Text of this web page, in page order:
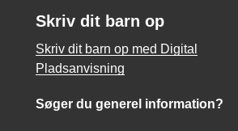
Skriv dit barn op
Skriv dit barn op med Digital
Pladsanvisning
Søger du generel information?